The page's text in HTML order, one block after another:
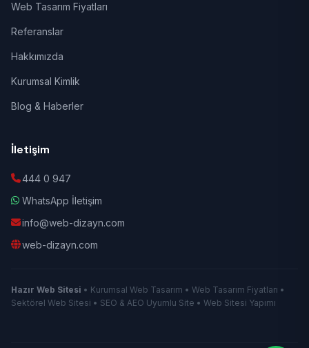
Web Tasarım Fiyatları
Referanslar
Hakkımızda
Kurumsal Kimlik
Blog & Haberler
İletişim
444 0 947
WhatsApp İletişim
info@web-dizayn.com
web-dizayn.com
Hazır Web Sitesi • Kurumsal Web Tasarım • Web Tasarım Fiyatları •
Sektörel Web Sitesi • SEO & AEO Uyumlu Site • Web Sitesi Yapımı